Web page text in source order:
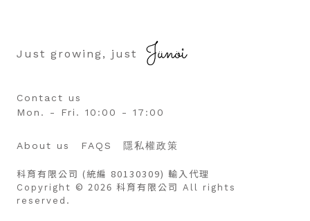
Just growing, just
Contact us
Mon. - Fri. 10:00 - 17:00
About us FAQS 隱私權政策
科育有限公司 (統編 80130309) 輸入代理
Copyright © 2026 科育有限公司 All rights
reserved.